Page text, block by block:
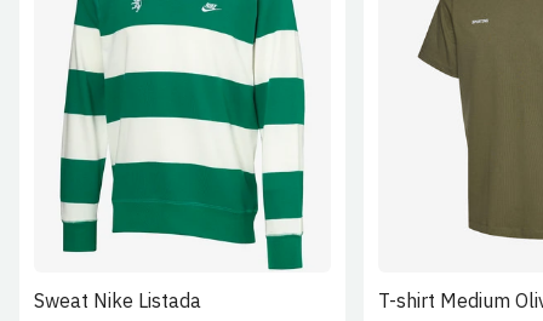
S XL 2XL
Sweat Nike Listada T-shirt Medium